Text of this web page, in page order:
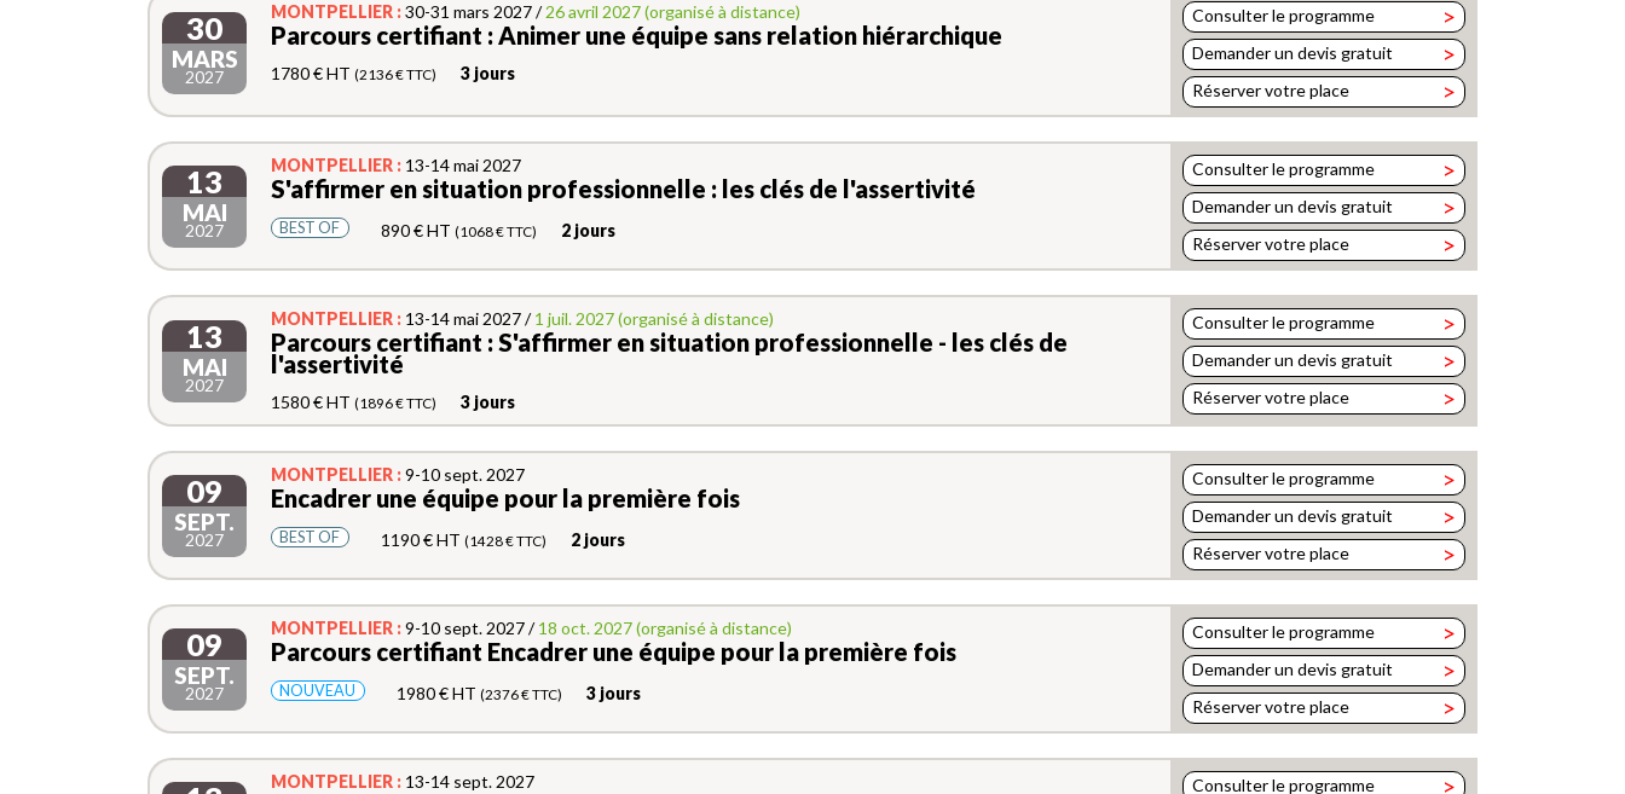
30
MARS
2027
MONTPELLIER :30-31 mars 2027 /26 avril 2027 (organisé à distance)
Parcours certifiant : Animer une équipe sans relation hiérarchique
1780 € HT (2136 € TTC) 3 jours
Consulter le programme >
Demander un devis gratuit >
Réserver votre place >
13
MAI
2027
MONTPELLIER : 13-14 mai 2027
S'affirmer en situation professionnelle : les clés de l'assertivité
BEST OF 890 € HT (1068 € TTC) 2 jours
Consulter le programme >
Demander un devis gratuit >
Réserver votre place >
13
MAI
2027
MONTPELLIER : 13-14 mai 2027 /1 juil. 2027 (organisé à distance)
Parcours certifiant : S'affirmer en situation professionnelle - les clés de
l'assertivité
1580 € HT (1896 € TTC) 3 jours
Consulter le programme >
Demander un devis gratuit >
Réserver votre place >
09
SEPT.
2027
MONTPELLIER :9-10 sept. 2027
Encadrer une équipe pour la première fois
BEST OF 1190 € HT (1428 € TTC) 2 jours
Consulter le programme >
Demander un devis gratuit >
Réserver votre place >
09
SEPT.
2027
MONTPELLIER :9-10 sept. 2027 /18 oct. 2027 (organisé à distance)
Parcours certifiant Encadrer une équipe pour la première fois
NOUVEAU 1980 € HT (2376 € TTC) 3 jours
Consulter le programme >
Demander un devis gratuit >
Réserver votre place >
MONTPELLIER : 13-14 sept. 2027 Consulter le programme >